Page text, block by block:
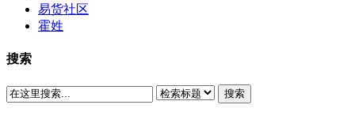
易货社区
霍姓
搜索
搜索